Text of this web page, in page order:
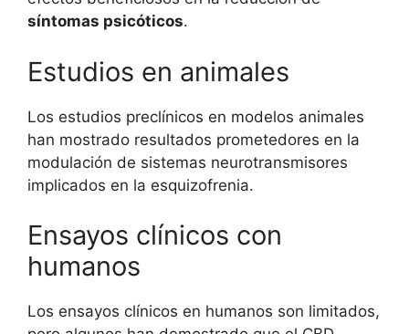
síntomas psicóticos.
Estudios en animales
Los estudios preclínicos en modelos animales
han mostrado resultados prometedores en la
modulación de sistemas neurotransmisores
implicados en la esquizofrenia.
Ensayos clínicos con
humanos
Los ensayos clínicos en humanos son limitados,